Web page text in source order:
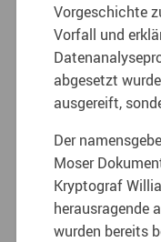
Vorgeschichte
Vorfall und
abgesetzt
ausgereift,
Der
Moser
Kryptograf
herausragende
wurden bereits